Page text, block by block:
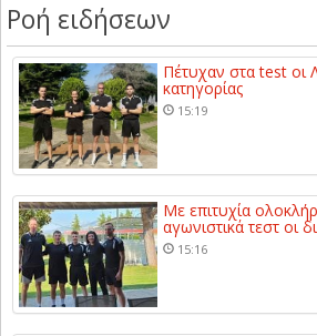
Ροή ειδήσεων
Πέτυχαν στα test οι
κατηγορίας
15:19
Με επιτυχία
αγωνιστικά τεστ οι
15:16